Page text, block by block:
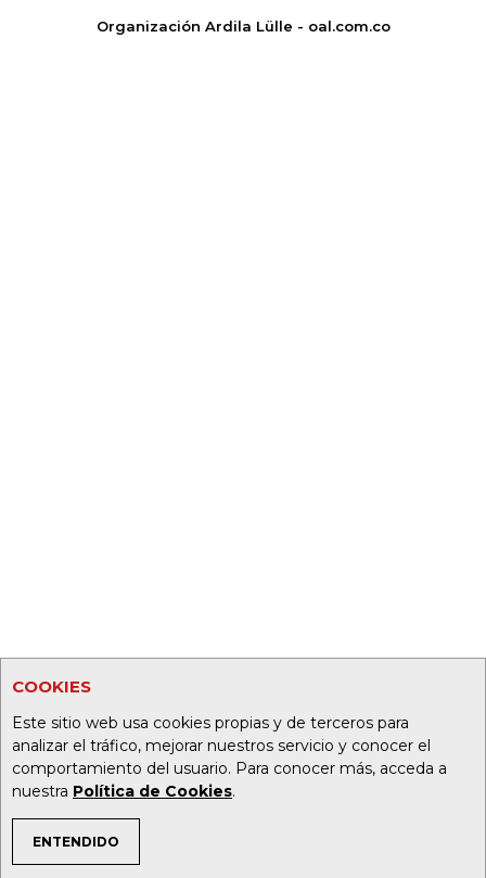
COOKIES
Este sitio web usa cookies propias y de terceros para
analizar el tráfico, mejorar nuestros servicio y conocer el
comportamiento del usuario. Para conocer más, acceda a
nuestra Política de Cookies.
ENTENDIDO
TEMAS DE INTERÉS
Organización Ardila Lülle - oal.com.co